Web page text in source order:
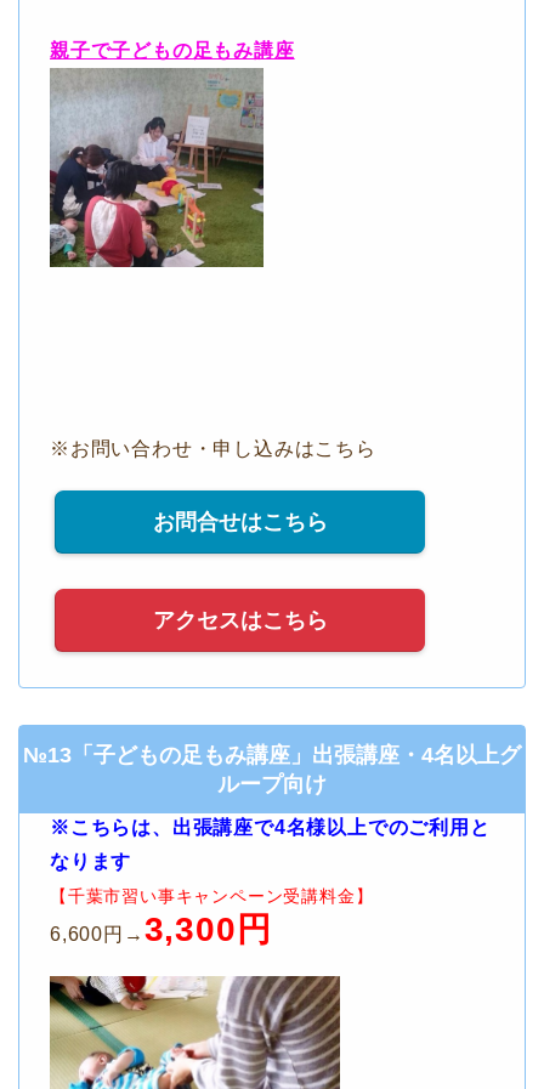
親子で子どもの足もみ講座
※お問い合わせ・申し込みはこちら
お問合せはこちら
アクセスはこちら
№13「子どもの足もみ講座」出張講座・4名以上グ
ループ向け
※こちらは、出張講座で4名様以上でのご利用と
なります
【千葉市習い事キャンペーン受講料金】
6,600円→ 3,300円